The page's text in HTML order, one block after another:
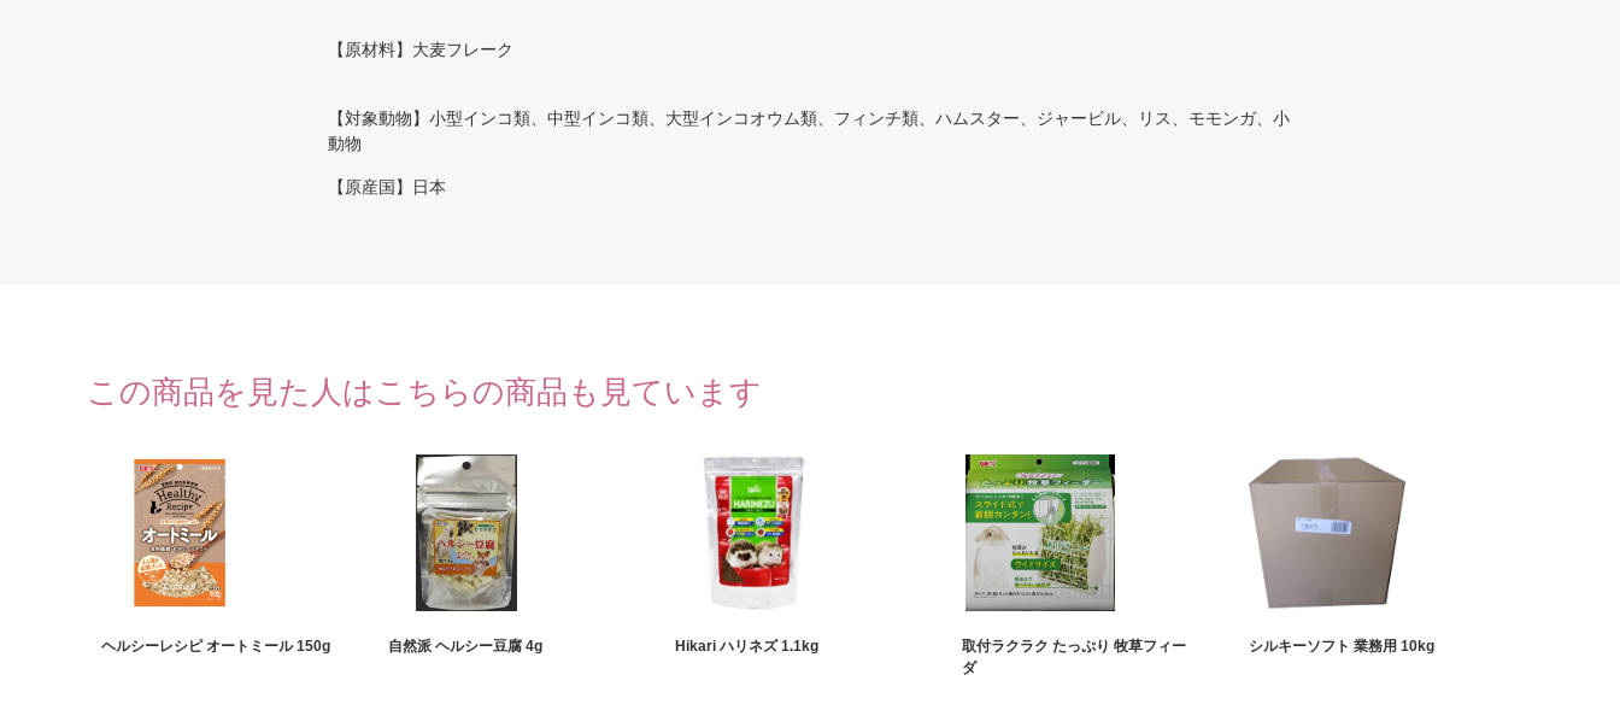
【原材料】大麦フレーク
【対象動物】小型インコ類、中型インコ類、大型インコオウム類、フィンチ類、ハムスター、ジャービル、リス、モモンガ、小
動物
【原産国】日本
この商品を見た人はこちらの商品も見ています
ヘルシーレシピ オートミール 150g 自然派 ヘルシー豆腐 4g Hikari ハリネズ 1.1kg
取付ラクラク たっぷり 牧草フィー
ダ
シルキーソフト 業務用 10kg